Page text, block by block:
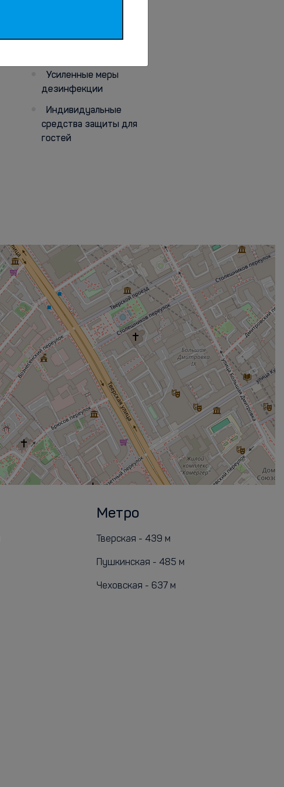
средства защиты для
Усиленные меры
дезинфекции
Индивидуальные
средства защиты для
гостей
Метро
Тверская - 439 м
Пушкинская - 485 м
Чеховская - 637 м